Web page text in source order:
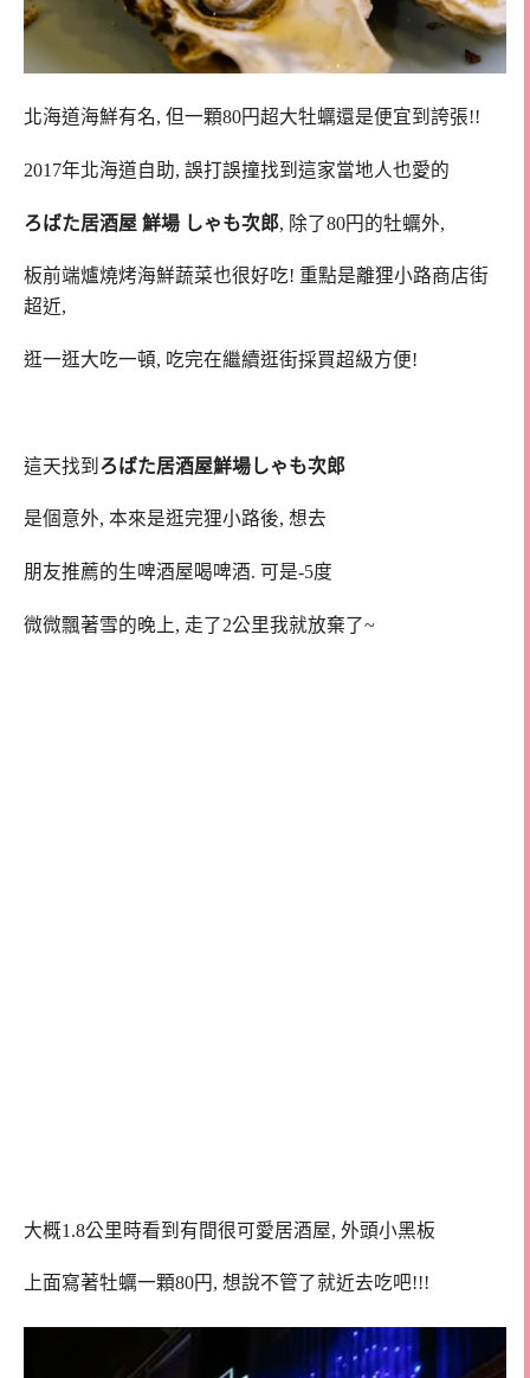
北海道海鮮有名, 但一顆80円超大牡蠣還是便宜到誇張!!
2017年北海道自助, 誤打誤撞找到這家當地人也愛的
ろばた居酒屋 鮮場 しゃも次郎, 除了80円的牡蠣外,
板前端爐燒烤海鮮蔬菜也很好吃! 重點是離狸小路商店街
超近,
逛一逛大吃一頓, 吃完在繼續逛街採買超級方便!
這天找到 ろばた居酒屋鮮場しゃも次郎
是個意外, 本來是逛完狸小路後, 想去
朋友推薦的生啤酒屋喝啤酒. 可是-5度
微微飄著雪的晚上, 走了2公里我就放棄了~
大概1.8公里時看到有間很可愛居酒屋, 外頭小黑板
上面寫著牡蠣一顆80円, 想說不管了就近去吃吧!!!